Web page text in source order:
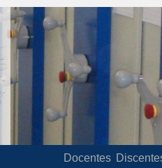
Docentes